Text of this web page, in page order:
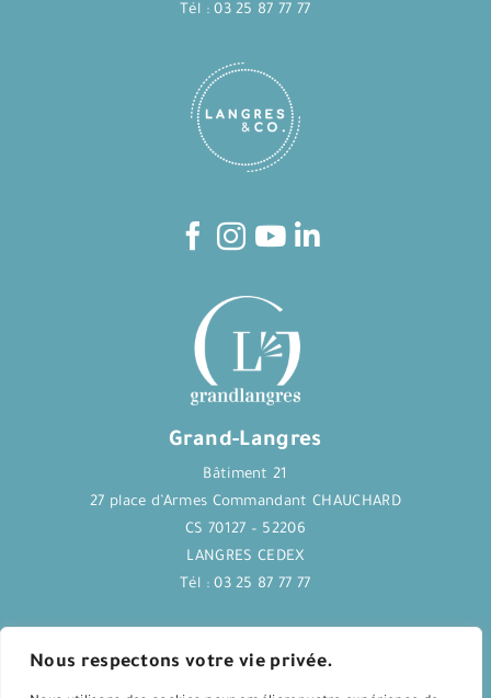
Nous respectons votre vie privée.
Tél : 03 25 87 77 77
Grand-Langres
Bâtiment 21
27 place d’Armes Commandant CHAUCHARD
CS 70127 – 52206
LANGRES CEDEX
Tél : 03 25 87 77 77
Journal Langres&Co